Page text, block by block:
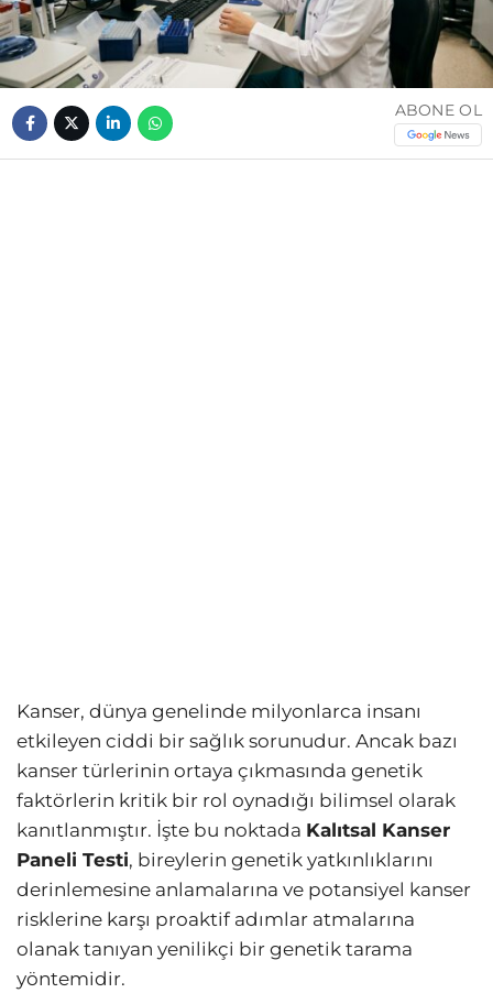
ABONE OL
Kanser, dünya genelinde milyonlarca insanı
etkileyen ciddi bir sağlık sorunudur. Ancak bazı
kanser türlerinin ortaya çıkmasında genetik
faktörlerin kritik bir rol oynadığı bilimsel olarak
kanıtlanmıştır. İşte bu noktada Kalıtsal Kanser
Paneli Testi, bireylerin genetik yatkınlıklarını
derinlemesine anlamalarına ve potansiyel kanser
risklerine karşı proaktif adımlar atmalarına
olanak tanıyan yenilikçi bir genetik tarama
yöntemidir.